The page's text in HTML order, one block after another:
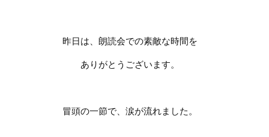
昨日は、朗読会での素敵な時間を
ありがとうございます。
冒頭の一節で、涙が流れました。